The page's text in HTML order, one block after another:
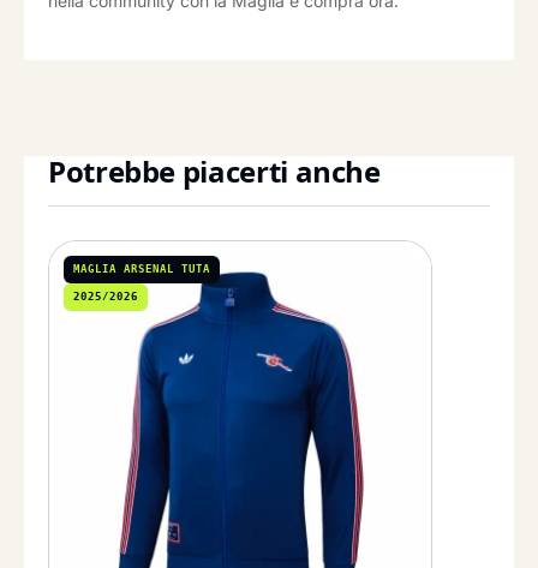
Potrebbe piacerti anche
MAGLIA ARSENAL TUTA
2025/2026